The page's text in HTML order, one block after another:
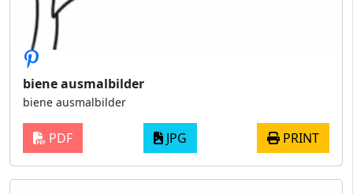
biene ausmalbilder
biene ausmalbilder
PDF JPG PRINT